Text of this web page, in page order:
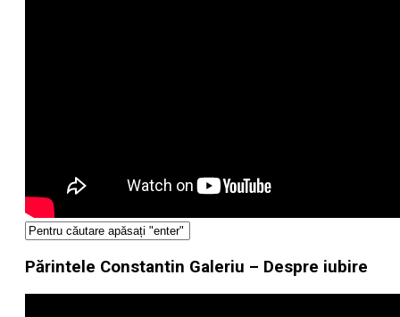
Părintele Constantin Galeriu – Despre iubire